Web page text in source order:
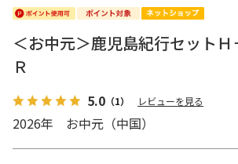
＜お中元＞鹿児島紀行セットＨ
Ｒ
5.0 （1） レビューを見る
2026年 お中元（中国）